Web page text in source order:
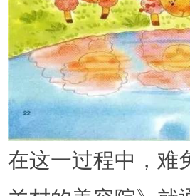
在这一过程中，难